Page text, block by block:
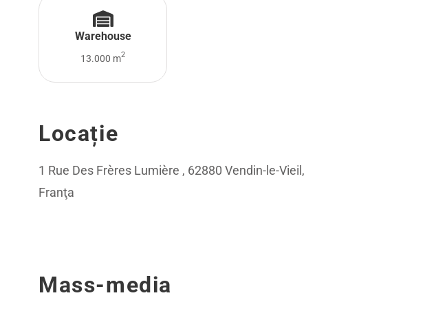
Warehouse
13.000 m2
Locație
1 Rue Des Frères Lumière , 62880 Vendin-le-Vieil,
Franţa
Mass-media